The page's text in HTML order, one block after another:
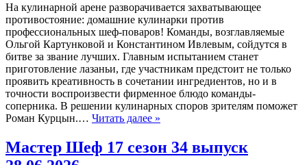
На кулинарной арене разворачивается захватывающее
противостояние: домашние кулинарки против
профессиональных шеф-поваров! Команды, возглавляемые
Ольгой Картунковой и Константином Ивлевым, сойдутся в
битве за звание лучших. Главным испытанием станет
приготовление лазаньи, где участникам предстоит не только
проявить креативность в сочетании ингредиентов, но и в
точности воспроизвести фирменное блюдо команды-
соперника. В решении кулинарных споров зрителям поможет
Роман Курцын.… Читать далее »
Мастер Шеф 17 сезон 34 выпуск